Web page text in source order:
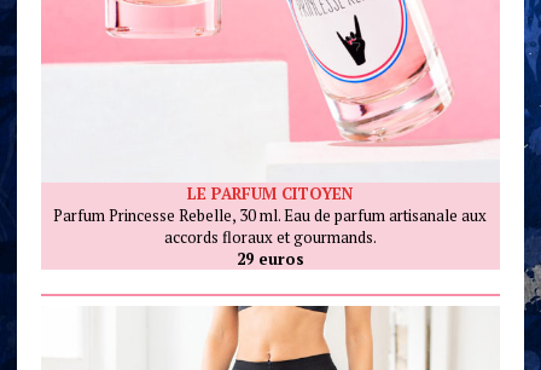
LE PARFUM CITOYEN
Parfum Princesse Rebelle, 30 ml. Eau de parfum artisanale aux
accords floraux et gourmands.
29 euros